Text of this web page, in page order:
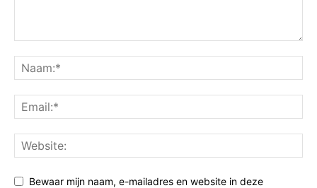
Bewaar mijn naam, e-mailadres en website in deze